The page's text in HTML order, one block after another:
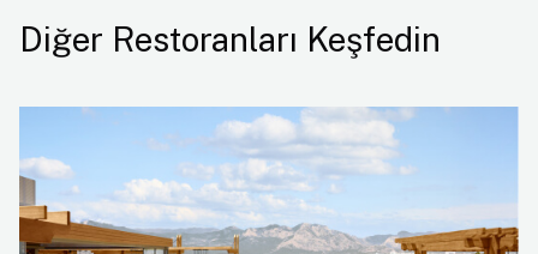
Diğer Restoranları Keşfedin